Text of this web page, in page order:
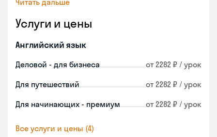
Читать дальше
Услуги и цены
Английский язык
Деловой - для бизнеса от 2282 ₽ / урок
Для путешествий от 2282 ₽ / урок
Для начинающих - премиум от 2282 ₽ / урок
Все услуги и цены (4)